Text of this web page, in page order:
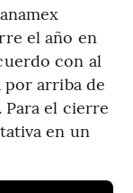
el año en
con al
por arriba de
el cierre
en un